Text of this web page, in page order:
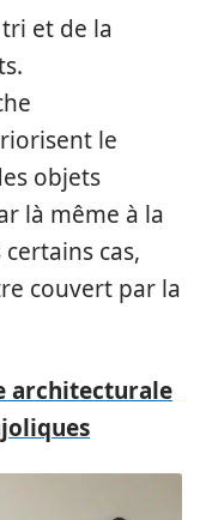
et de la
le
objets
là même à la
cas,
couvert par la
architecturale